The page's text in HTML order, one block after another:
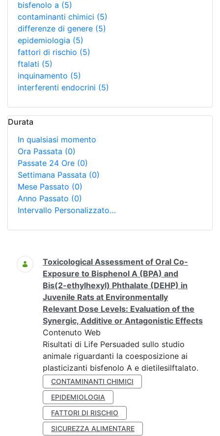
bisfenolo a (5)
contaminanti chimici (5)
differenze di genere (5)
epidemiologia (5)
fattori di rischio (5)
ftalati (5)
inquinamento (5)
interferenti endocrini (5)
Durata
In qualsiasi momento
Ora Passata (0)
Passate 24 Ore (0)
Settimana Passata (0)
Mese Passato (0)
Anno Passato (0)
Intervallo Personalizzato…
Ricerca
Toxicological Assessment of Oral Co-
Exposure to Bisphenol A (BPA) and
Bis(2-ethylhexyl) Phthalate (DEHP) in
Juvenile Rats at Environmentally
Relevant Dose Levels: Evaluation of the
Synergic, Additive or Antagonistic Effects
Contenuto Web
Risultati di Life Persuaded sullo studio
animale riguardanti la coesposizione ai
plasticizanti bisfenolo A e dietilesilftalato.
CONTAMINANTI CHIMICI
EPIDEMIOLOGIA
FATTORI DI RISCHIO
SICUREZZA ALIMENTARE